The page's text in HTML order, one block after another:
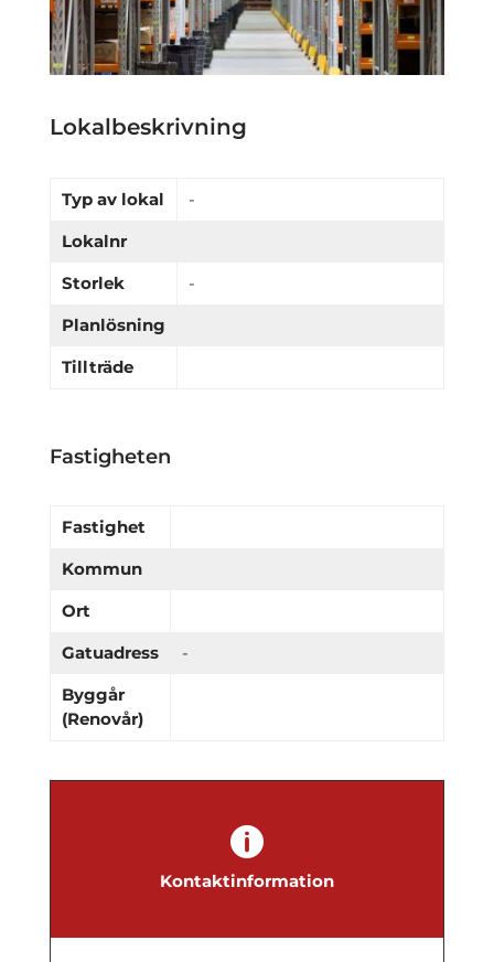
Lokalbeskrivning
Typ av lokal
-
Lokalnr
Storlek
-
Planlösning
Tillträde
Fastigheten
Fastighet
Kommun
Ort
Gatuadress
-
Byggår
(Renovår)

Kontaktinformation